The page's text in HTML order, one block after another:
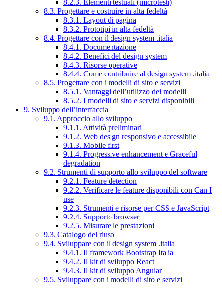
8.2.3. Elementi testuali (microtesti)
8.3. Progettare e costruire in alta fedeltà
8.3.1. Layout di pagina
8.3.2. Prototipi in alta fedeltà
8.4. Progettare con il design system .italia
8.4.1. Documentazione
8.4.2. Benefici del design system
8.4.3. Risorse operative
8.4.4. Come contribuire al design system .italia
8.5. Progettare con i modelli di sito e servizi
8.5.1. Vantaggi dell’utilizzo dei modelli
8.5.2. I modelli di sito e servizi disponibili
9. Sviluppo dell’interfaccia
9.1. Approccio allo sviluppo
9.1.1. Attività preliminari
9.1.2. Web design responsivo e accessibile
9.1.3. Mobile first
9.1.4. Progressive enhancement e Graceful
degradation
9.2. Strumenti di supporto allo sviluppo del software
9.2.1. Feature detection
9.2.2. Verificare le feature disponibili con Can I
use
9.2.3. Strumenti e risorse per CSS e JavaScript
9.2.4. Supporto browser
9.2.5. Misurare le prestazioni
9.3. Catalogo del riuso
9.4. Sviluppare con il design system .italia
9.4.1. Il framework Bootstrap Italia
9.4.2. Il kit di sviluppo React
9.4.3. Il kit di sviluppo Angular
9.5. Sviluppare con i modelli di sito e servizi